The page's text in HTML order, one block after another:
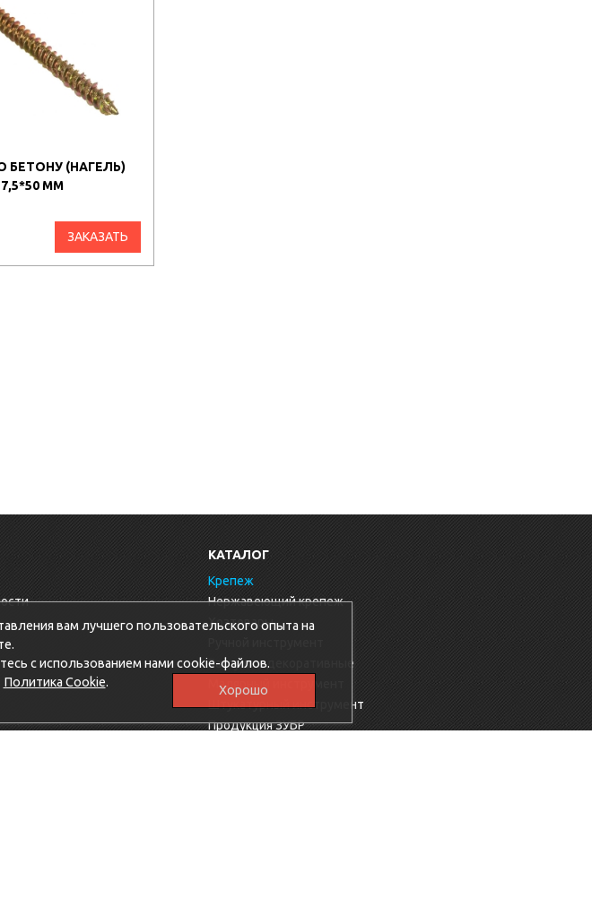
БЕТОНУ (НАГЕЛЬ)
7,5*50 ММ
ЗАКАЗАТЬ
КАТАЛОГ
Крепеж
Нержавеющий крепеж
Хозтовары
Заглушки декоративные
Малярный инструмент
Штукатурный инструмент
Продукция ЗУБР
вам лучшего пользовательского опыта на
с использованием нами cookie-файлов.
Политика Cookie.
Хорошо